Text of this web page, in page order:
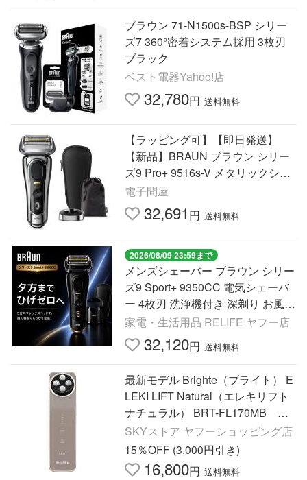
ブラウン 71-N1500s-BSP シリー
ズ7 360°密着システム採用 3枚刃
ブラック
ベスト電器Yahoo!店
32,780円 送料無料
【ラッピング可】【即日発送】
【新品】BRAUN ブラウン シリー
ズ9 Pro+ 9516s-V メタリックシル
バー
電子問屋
32,691 円 送料無料
2026/08/09 23:59まで
メンズシェーバー ブラウン シリー
ズ9 Sport+ 9350CC 電気シェーバ
ー 4枚刃 洗浄機付き 深剃り お風呂
剃り 防水 充電式 海外対応 ケース
付 髭剃り BRAUN
家電・生活用品 RELIFE ヤフー店
32,120円 送料無料
最新モデル Brighte（ブライト） E
LEKI LIFT Natural（エレキリフト
ナチュラル） BRT-FL170MB モ
カブラウン
SKYストア ヤフーショッピング店
15％OFF (3,000円引き)
16,800円 送料無料